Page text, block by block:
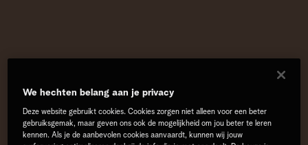
We hechten belang aan je privacy
Deze website gebruikt cookies. Cookies zorgen niet alleen voor een beter
gebruiksgemak, maar geven ons ook de mogelijkheid om jou beter te leren
kennen. Als je de aanbevolen cookies aanvaardt, kunnen wij jouw